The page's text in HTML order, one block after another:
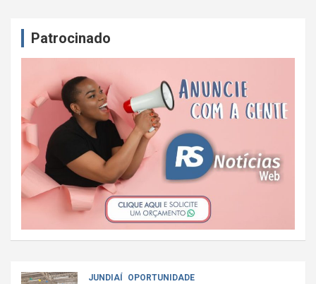
Patrocinado
JUNDIAÍ OPORTUNIDADE